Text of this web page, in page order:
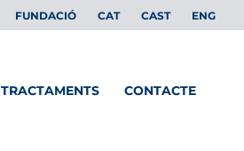
FUNDACIÓ CAT CAST ENG
CONTACTE